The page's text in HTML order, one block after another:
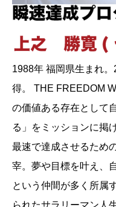
1988年 福岡県生まれ
得。 THE FREEDOM
の価値ある存在として
る」をミッションに掲
最速で達成させるため
宰。夢や目標を叶え、
という仲間が多く所属
られたサラリーマン人